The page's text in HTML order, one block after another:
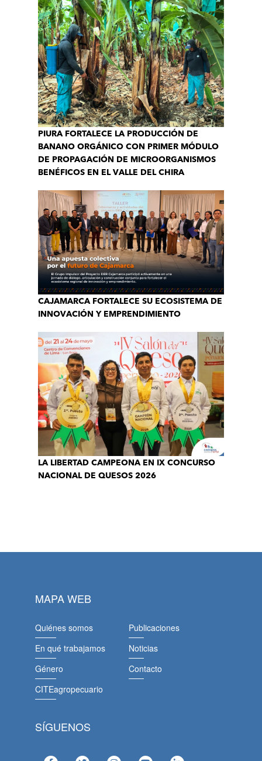
PIURA FORTALECE LA PRODUCCIÓN DE
BANANO ORGÁNICO CON PRIMER MÓDULO
DE PROPAGACIÓN DE MICROORGANISMOS
BENÉFICOS EN EL VALLE DEL CHIRA
CAJAMARCA FORTALECE SU ECOSISTEMA DE
INNOVACIÓN Y EMPRENDIMIENTO
LA LIBERTAD CAMPEONA EN IX CONCURSO
NACIONAL DE QUESOS 2026
MAPA WEB
Quiénes somos
En qué trabajamos
Género
CITEagropecuario
Publicaciones
Noticias
Contacto
SÍGUENOS